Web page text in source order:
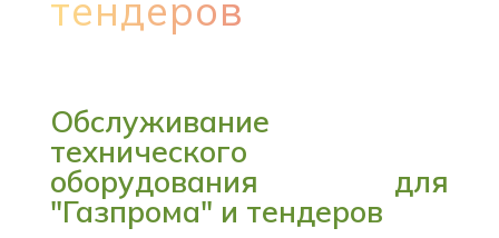
тендеров
Обслуживание
технического
оборудования для
"Газпрома" и тендеров